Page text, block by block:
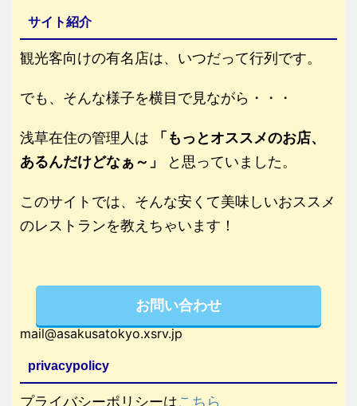
サイト紹介
観光客向けの有名店は、いつだって行列です。
でも、そんな様子を横目で見ながら・・・
浅草在住の管理人は
「もっとオススメのお店、
あるんだけどなぁ～」
と思っていました。
このサイトでは、そんな安くて美味しいおススメ
のレストランを教えちゃいます！
お問い合わせ
mail@asakusatokyo.xsrv.jp
privacypolicy
プライバシーポリシーはこちら